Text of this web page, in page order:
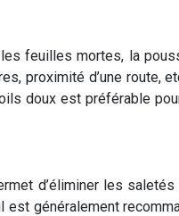
feuilles mortes, la
proximité d’une
doux est préférable
d’éliminer les
généralement